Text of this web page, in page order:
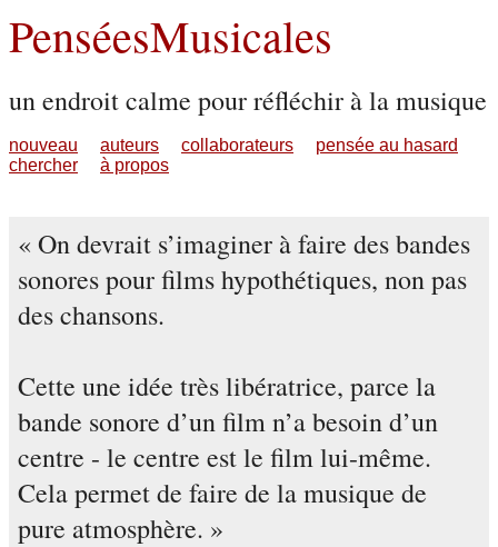
PenséesMusicales
un endroit calme pour réfléchir à la musique
nouveau auteurs collaborateurs
pensée au hasard
chercher
à propos
On devrait s’imaginer à faire des bandes
sonores pour films hypothétiques, non pas
des chansons.
Cette une idée très libératrice, parce la
bande sonore d’un film n’a besoin d’un
centre - le centre est le film lui-même.
Cela permet de faire de la musique de
pure atmosphère.